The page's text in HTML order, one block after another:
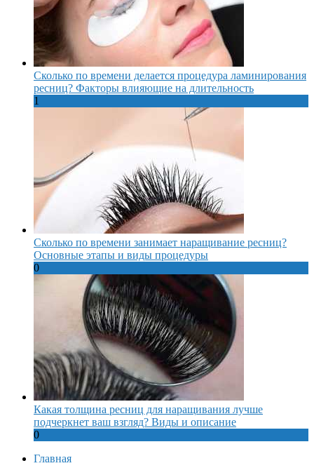
Сколько по времени делается процедура ламинирования
ресниц? Факторы влияющие на длительность
1
Сколько по времени занимает наращивание ресниц?
Основные этапы и виды процедуры
0
Какая толщина ресниц для наращивания лучше
подчеркнет ваш взгляд? Виды и описание
0
Главная